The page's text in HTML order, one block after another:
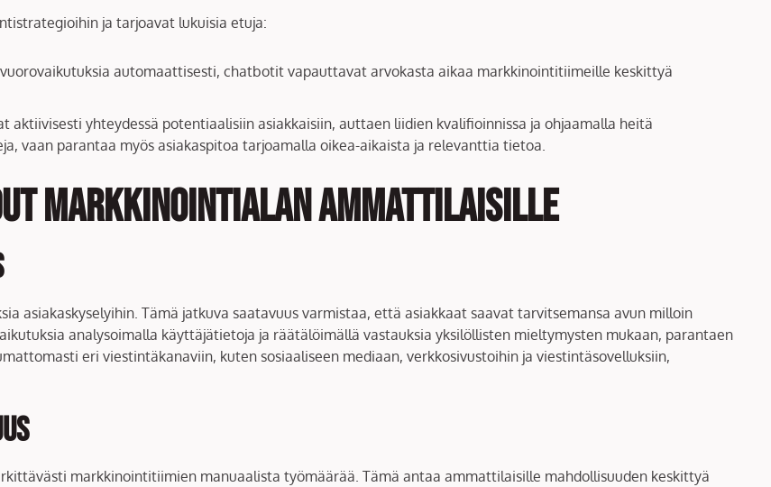
ja tarjoavat lukuisia etuja:
automaattisesti, chatbotit vapauttavat arvokasta aikaa markkinointitiimeille keskittyä
aktiivisesti yhteydessä potentiaalisiin asiakkaisiin, auttaen liidien kvalifioinnissa ja ohjaamalla heitä
vaan parantaa myös asiakaspitoa tarjoamalla oikea-aikaista ja relevanttia tietoa.
markkinointialan ammattilaisille
asiakaskyselyihin. Tämä jatkuva saatavuus varmistaa, että asiakkaat saavat tarvitsemansa avun milloin
analysoimalla käyttäjätietoja ja räätälöimällä vastauksia yksilöllisten mieltymysten mukaan, parantaen
eri viestintäkanaviin, kuten sosiaaliseen mediaan, verkkosivustoihin ja viestintäsovelluksiin,
markkinointitiimien manuaalista työmäärää. Tämä antaa ammattilaisille mahdollisuuden keskittyä